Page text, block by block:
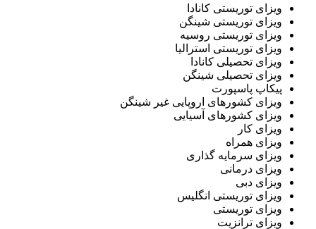
توریستی کانادا
توریستی شینگن
توریستی روسیه
توریستی استرالیا
تحصیلی کانادا
تحصیلی شینگن
پاسپورت
کشورهای اروپایی غیر شینگن
کشورهای آسیایی
کار
همراه
سرمایه گذاری
درمانی
دبی
توریستی انگلیس
توریستی
ترانزیت